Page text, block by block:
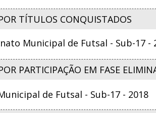
TÍTULOS CONQUISTADOS
Municipal de Futsal - Sub-17 -
PARTICIPAÇÃO EM FASE
de Futsal - Sub-17 - 2018